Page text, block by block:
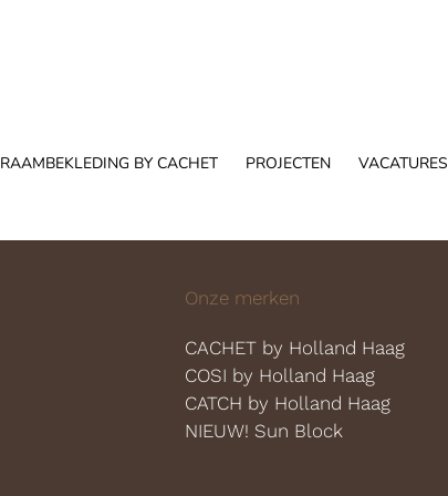
RAAMBEKLEDING BY CACHET PROJECTEN VACATURES
Onze merken
CACHET by Holland Haag
COSI by Holland Haag
CATCH by Holland Haag
NIEUW! Sun Block